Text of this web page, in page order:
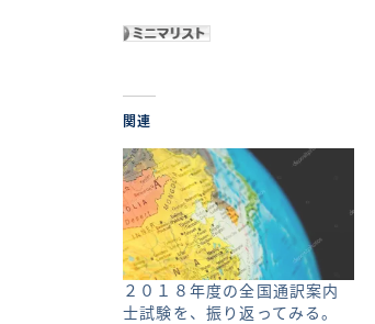
関連
２０１８年度の全国通訳案内
士試験を、振り返ってみる。